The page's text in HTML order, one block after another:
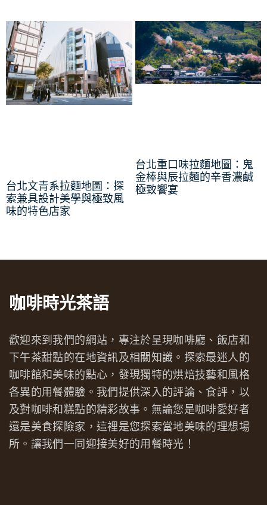
台北文青系拉麵地圖：探
索兼具設計美學與極致風
味的特色店家
台北重口味拉麵地圖：鬼
金棒與辰拉麵的辛香濃鹹
極致饗宴
咖啡時光茶語
歡迎來到我們的網站，專注於呈現咖啡廳、飯店和
下午茶甜點的在地資訊及相關知識。探索最迷人的
咖啡館和美味的點心，發現獨特的烘焙技藝和風格
各異的用餐體驗。我們提供深入的評論、食評，以
及對咖啡和糕點的精彩故事。無論您是咖啡愛好者
還是美食探險家，這裡是您探索當地美味的理想場
所。讓我們一同迎接美好的用餐時光！